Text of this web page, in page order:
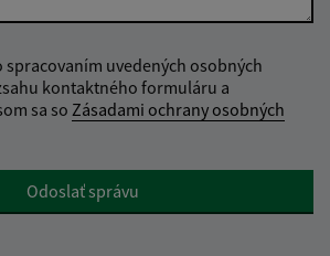
spracovaním uvedených osobných
kontaktného formuláru a
sa soZásadami ochrany osobných
Odoslať správu